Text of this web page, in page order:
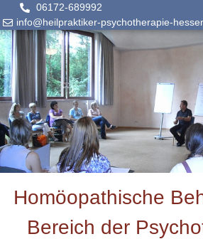
06172-689992
info@heilpraktiker-psychotherapie-
Homöopathische
Bereich der